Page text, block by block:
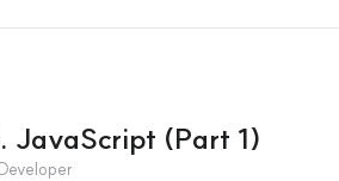
JavaScript (Part 1)